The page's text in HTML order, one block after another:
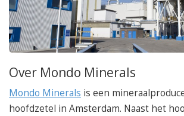
IT
Webshop
050 – 54 91
Route
Over Mondo Minerals
Mondo Minerals is een
hoofdzetel in Amsterdam. Naast het